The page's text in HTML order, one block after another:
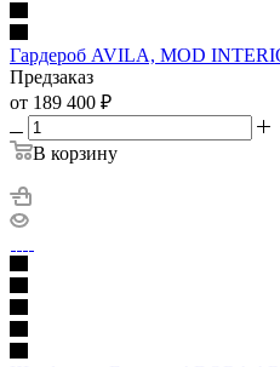
Гардероб AVILA, MOD
Предзаказ
от 189 400 ₽
В корзину